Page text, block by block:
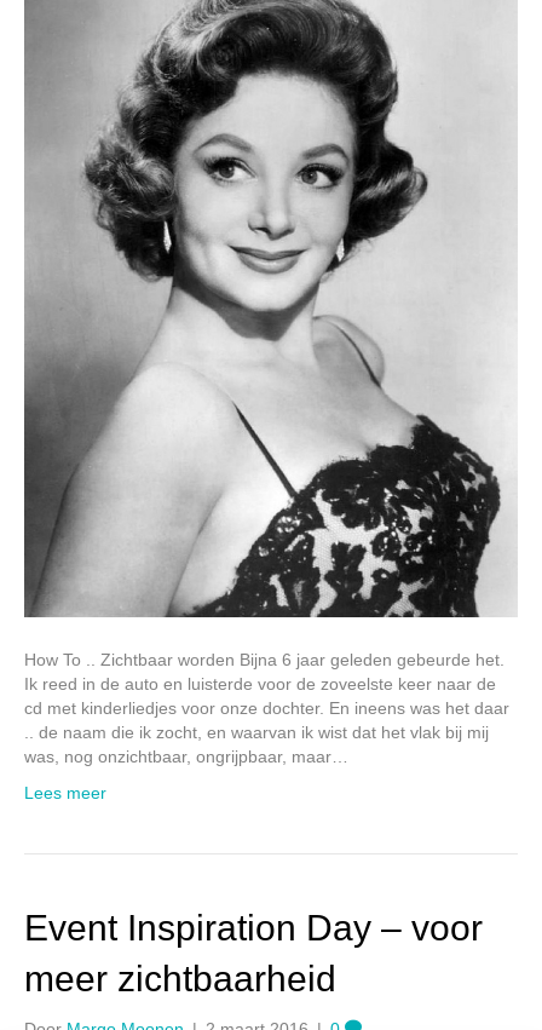
How To .. Zichtbaar worden Bijna 6 jaar geleden gebeurde het.
Ik reed in de auto en luisterde voor de zoveelste keer naar de
cd met kinderliedjes voor onze dochter. En ineens was het daar
.. de naam die ik zocht, en waarvan ik wist dat het vlak bij mij
was, nog onzichtbaar, ongrijpbaar, maar…
Lees meer
Event Inspiration Day – voor
meer zichtbaarheid